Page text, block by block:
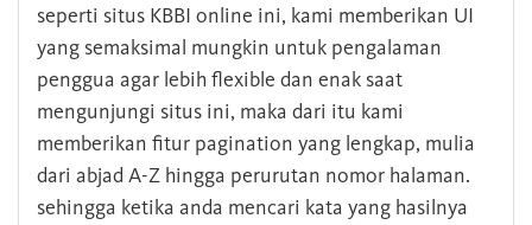
seperti situs KBBI online ini, kami memberikan UI
yang semaksimal mungkin untuk pengalaman
penggua agar lebih flexible dan enak saat
mengunjungi situs ini, maka dari itu kami
memberikan fitur pagination yang lengkap, mulia
dari abjad A-Z hingga perurutan nomor halaman.
sehingga ketika anda mencari kata yang hasilnya